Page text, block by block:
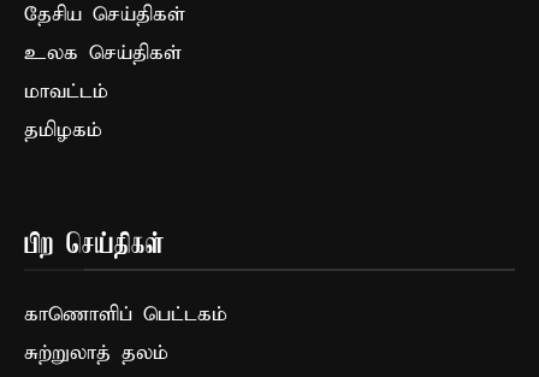
தேசிய செய்திகள்
உலக செய்திகள்
மாவட்டம்
தமிழகம்
பிற செய்திகள்
காணொளிப் பெட்டகம்
சுற்றுலாத் தலம்